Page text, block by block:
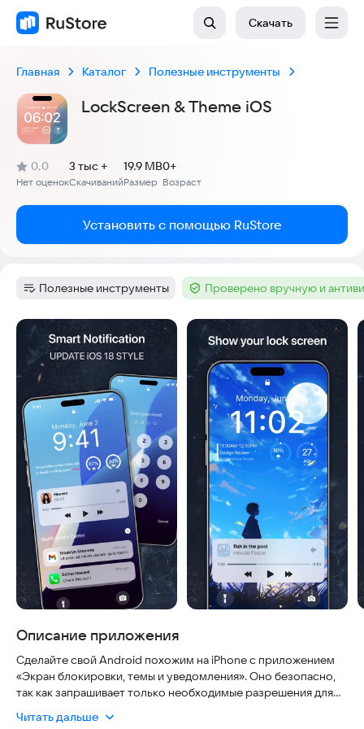
Скачать
Главная Каталог Полезные инструменты
LockScreen & Theme iOS
Рейтинг:
0,0
(
Нет оценок
)
Скачиваний
3 тыс +
Размер
19.9 MB
Возраст
0+
Установить с помощью RuStore
Категория:
Полезные инструменты Тег :Проверено вручную и
Скриншоты
Описание приложения
Сделайте свой Android похожим на iPhone с приложением
«Экран блокировки, темы и уведомления». Оно безопасно,
так как запрашивает только необходимые разрешения для
требует постоянного подключения к интернету для
Читать дальше